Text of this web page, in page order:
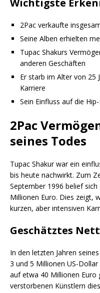
2Pac verkaufte
Seine Alben erhielten
Tupac Shakurs
anderen Geschäften
Er starb im Alter von 25
Karriere
Sein Einfluss auf die
2Pac
seines Todes
Tupac Shakur war ein
bis heute nachwirkt. Zum
September 1996 belief
Millionen Euro. Dies zeigt,
kurzen, aber intensiven
Geschätztes
In den letzten Jahren
3 und 5 Millionen US-
auf etwa 40 Millionen Euro
verstorbenen Künstlern